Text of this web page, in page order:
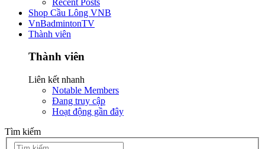
Shop Cầu Lông VNB
VnBadmintonTV
Thành viên
Thành viên
Liên kết nhanh
Notable Members
Đang truy cập
Hoạt động gần đây
Tìm kiếm